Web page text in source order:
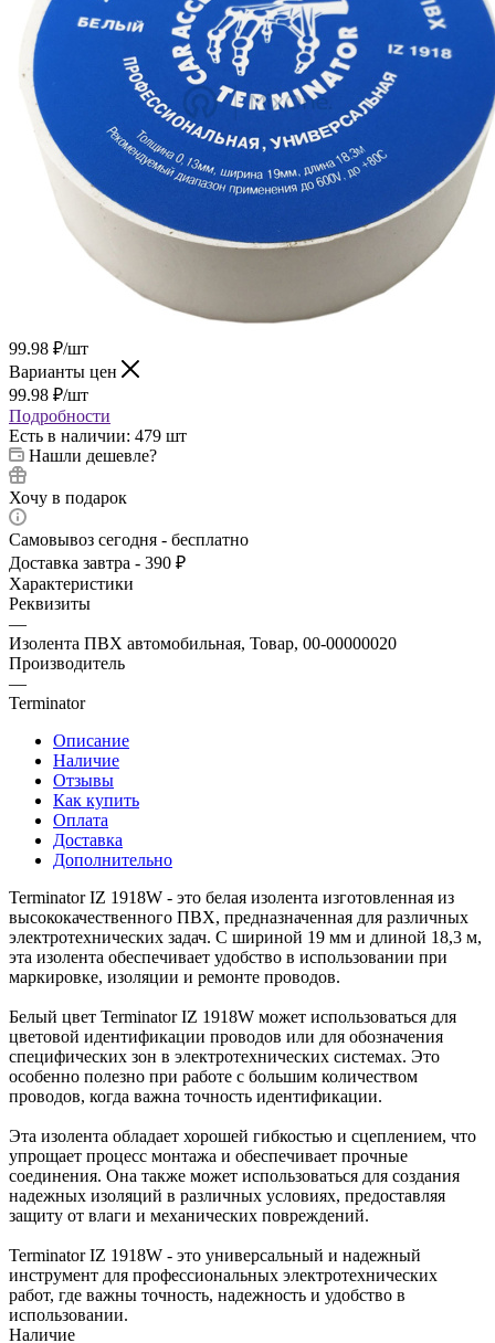
99.98 ₽/шт
Варианты цен
99.98 ₽/шт
Подробности
Есть в наличии: 479 шт
Нашли дешевле?
Хочу в подарок
Самовывоз сегодня - бесплатно
Доставка завтра - 390 ₽
Характеристики
Реквизиты
—
Изолента ПВХ автомобильная, Товар, 00-00000020
Производитель
—
Terminator
Описание
Наличие
Отзывы
Как купить
Оплата
Доставка
Дополнительно
Terminator IZ 1918W - это белая изолента изготовленная из
высококачественного ПВХ, предназначенная для различных
электротехнических задач. С шириной 19 мм и длиной 18,3 м,
эта изолента обеспечивает удобство в использовании при
маркировке, изоляции и ремонте проводов.
Белый цвет Terminator IZ 1918W может использоваться для
цветовой идентификации проводов или для обозначения
специфических зон в электротехнических системах. Это
особенно полезно при работе с большим количеством
проводов, когда важна точность идентификации.
Эта изолента обладает хорошей гибкостью и сцеплением, что
упрощает процесс монтажа и обеспечивает прочные
соединения. Она также может использоваться для создания
надежных изоляций в различных условиях, предоставляя
защиту от влаги и механических повреждений.
Terminator IZ 1918W - это универсальный и надежный
инструмент для профессиональных электротехнических
работ, где важны точность, надежность и удобство в
использовании.
Наличие